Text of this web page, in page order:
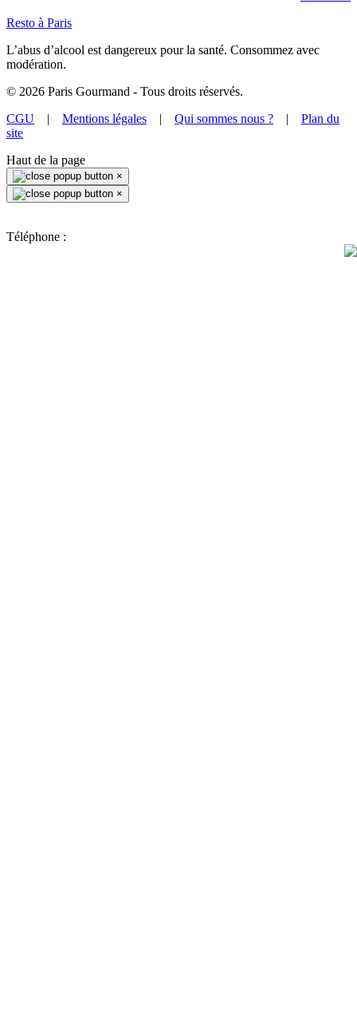
Resto à Paris
L’abus d’alcool est dangereux pour la santé. Consommez avec
modération.
© 2026 Paris Gourmand - Tous droits réservés.
CGU | Mentions légales | Qui sommes nous ? | Plan du
site
Haut de la page
×
×
Téléphone :